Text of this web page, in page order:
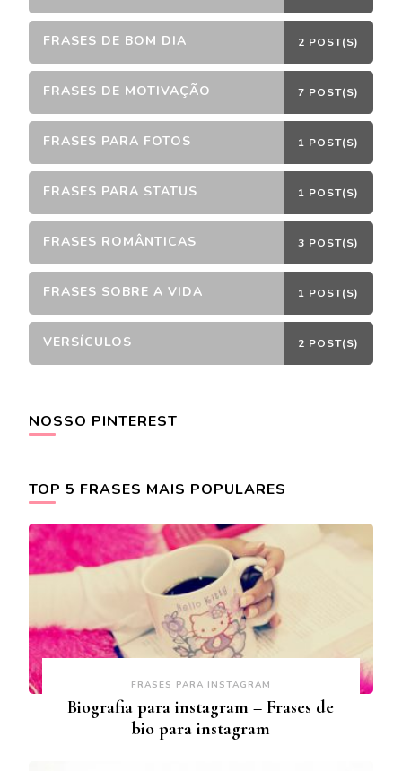
FRASES DE BOM DIA 2 POST(S)
FRASES DE MOTIVAÇÃO 7 POST(S)
FRASES PARA FOTOS 1 POST(S)
FRASES PARA STATUS 1 POST(S)
FRASES ROMÂNTICAS 3 POST(S)
FRASES SOBRE A VIDA 1 POST(S)
VERSÍCULOS 2 POST(S)
NOSSO PINTEREST
TOP 5 FRASES MAIS POPULARES
FRASES PARA INSTAGRAM
Biografia para instagram – Frases de
bio para instagram